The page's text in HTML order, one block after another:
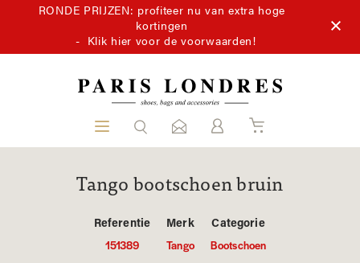
RONDE PRIJZEN: profiteer nu van extra hoge
kortingen
- Klik hier voor de voorwaarden!
Tango bootschoen bruin
Referentie
151389
Merk
Tango
Categorie
Bootschoen